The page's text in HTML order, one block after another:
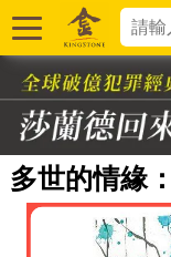
多世的情緣